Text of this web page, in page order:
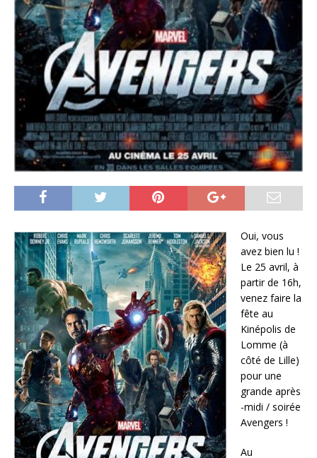
Oui, vous
avez bien lu !
Le 25 avril, à
partir de 16h,
venez faire la
fête au
Kinépolis de
Lomme (à
côté de Lille)
pour une
grande après
-midi / soirée
Avengers !
Au